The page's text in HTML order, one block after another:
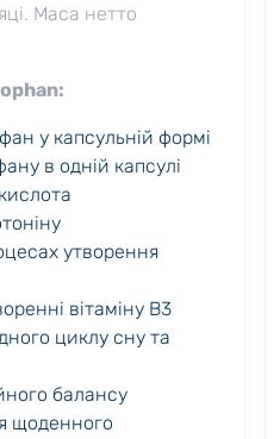
Маса нетто
у капсульній формі
в одній капсулі
утворення
вітаміну B3
циклу сну та
балансу
щоденного